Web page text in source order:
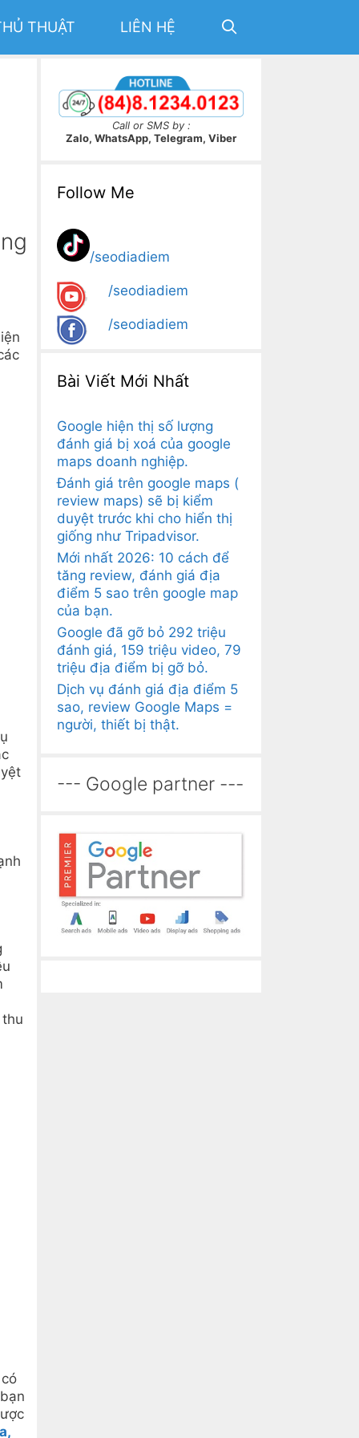
THUẬT LIÊN HỆ
Call or SMS by :
Zalo, WhatsApp, Telegram, Viber
Follow Me
/seodiadiem
/seodiadiem
/seodiadiem
Bài Viết Mới Nhất
Google hiện thị số lượng
đánh giá bị xoá của google
maps doanh nghiệp.
Đánh giá trên google maps (
review maps) sẽ bị kiểm
duyệt trước khi cho hiển thị
giống như Tripadvisor.
Mới nhất 2026: 10 cách để
tăng review, đánh giá địa
điểm 5 sao trên google map
của bạn.
Google đã gỡ bỏ 292 triệu
đánh giá, 159 triệu video, 79
triệu địa điểm bị gỡ bỏ.
Dịch vụ đánh giá địa điểm 5
sao, review Google Maps =
người, thiết bị thật.
--- Google partner ---